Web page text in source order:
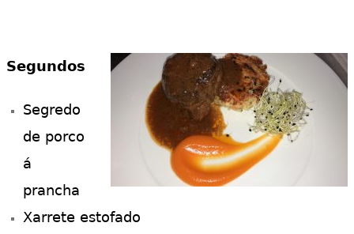
Segundos
Segredo
de porco
á
prancha
Xarrete estofado